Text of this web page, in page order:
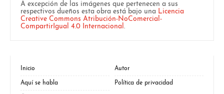
A excepción de las imágenes que pertenecen a sus
respectivos dueños esta obra está bajo una Licencia
Creative Commons Atribución-NoComercial-
CompartirIgual 4.0 Internacional.
Inicio Autor
Aquí se habla Política de privacidad